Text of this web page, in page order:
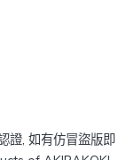
證, 如有仿冒盜版即